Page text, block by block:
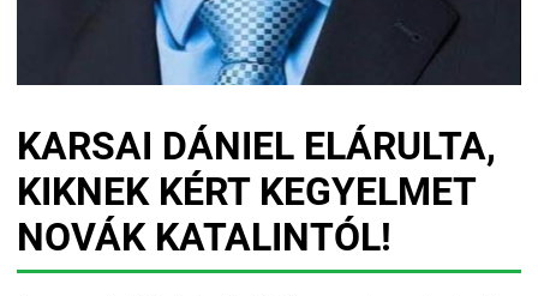
KARSAI DÁNIEL ELÁRULTA,
KIKNEK KÉRT KEGYELMET
NOVÁK KATALINTÓL!